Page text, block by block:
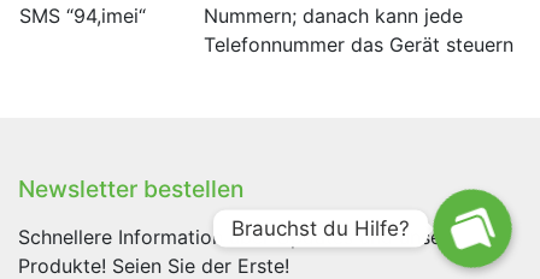
SMS “94,imei“
Nummern; danach kann jede
Telefonnummer das Gerät steuern
Newsletter bestellen
Schnellere Information über Updates und unsere
Produkte! Seien Sie der Erste!
Brauchst du Hilfe?